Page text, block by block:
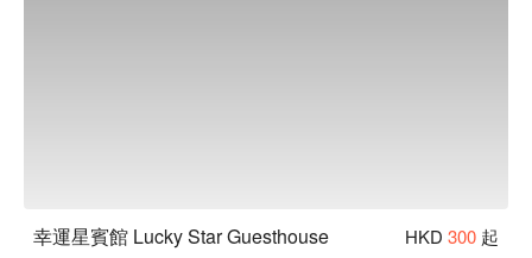
幸運星賓館 Lucky Star Guesthouse HKD 300 起